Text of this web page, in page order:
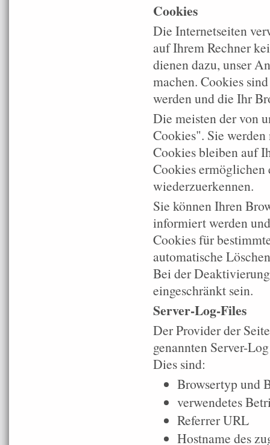
Cookies
Die Internetseiten
auf Ihrem Rechner
dienen dazu, unser
machen. Cookies
werden und die Ihr
Die meisten der von
Cookies". Sie
Cookies bleiben auf
Cookies ermöglichen
wiederzuerkennen.
Sie können Ihren
informiert werden
Cookies für
automatische
Bei der
eingeschränkt sein.
Server-Log-Files
Der Provider der
genannten Server-
Dies sind:
Browsertyp und
verwendetes
Referrer URL
Hostname des